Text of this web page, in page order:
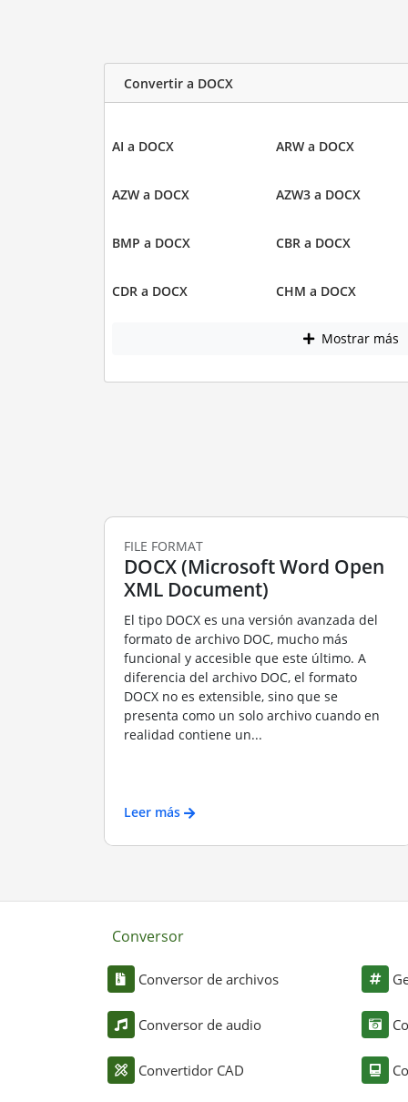
Convertir a DOCX
AI a DOCX ARW a DOCX
AZW a DOCX AZW3 a DOCX
BMP a DOCX CBR a DOCX
CDR a DOCX CHM a DOCX
Mostrar más
FILE FORMAT
DOCX (Microsoft Word Open
XML Document)
El tipo DOCX es una versión avanzada del
formato de archivo DOC, mucho más
funcional y accesible que este último. A
diferencia del archivo DOC, el formato
DOCX no es extensible, sino que se
presenta como un solo archivo cuando en
realidad contiene un...
Leer más
Conversor
Conversor de archivos
Conversor de audio
Convertidor CAD